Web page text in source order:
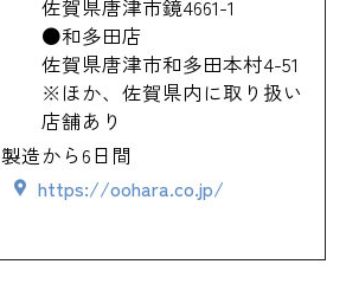
佐賀県唐津市鏡4661-1
●和多田店
佐賀県唐津市和多田本村4-51
※ほか、佐賀県内に取り扱い
店舗あり
製造から6日間
https://oohara.co.jp/